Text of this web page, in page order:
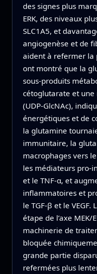
des signes plus
ERK, des niveaux
SLC1A5, et
angiogenèse et de
aident à refermer la
ont montré que la
sous-produits
cétoglutarate et une
(UDP-GlcNAc),
énergétiques et de
la glutamine
immunitaire, la
macrophages vers
les médiateurs pro-
et le TNF-α, et
inflammatoires et
le TGF-β et le
étape de l’axe MEK/
machinerie de
bloquée
grande partie
refermées plus